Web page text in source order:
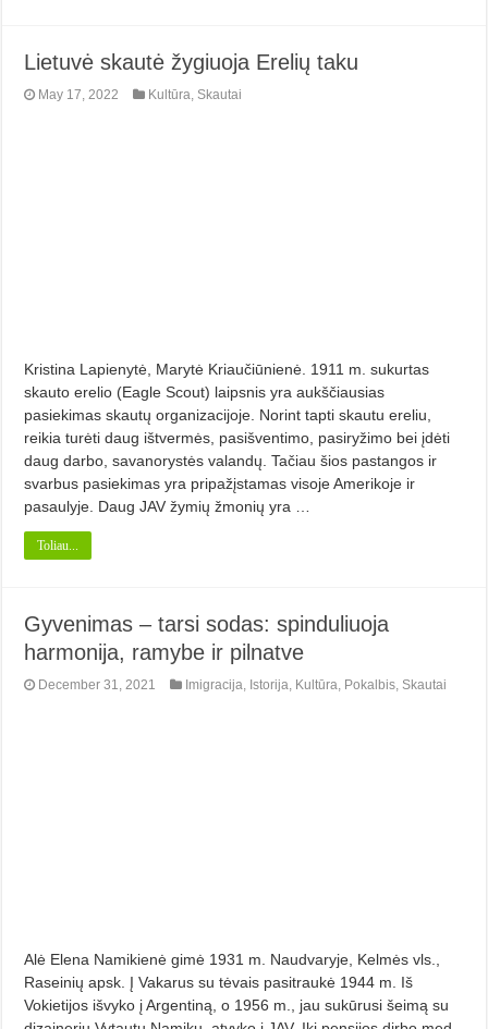
Lietuvė skautė žygiuoja Erelių taku
May 17, 2022 Kultūra, Skautai
Kristina Lapienytė, Marytė Kriaučiūnienė. 1911 m. sukurtas
skauto erelio (Eagle Scout) laipsnis yra aukščiausias
pasiekimas skautų organizacijoje. Norint tapti skautu ereliu,
reikia turėti daug ištvermės, pasišventimo, pasiryžimo bei įdėti
daug darbo, savanorystės valandų. Tačiau šios pastangos ir
svarbus pasiekimas yra pripažįstamas visoje Amerikoje ir
pasaulyje. Daug JAV žymių žmonių yra …
Toliau...
Gyvenimas – tarsi sodas: spinduliuoja
harmonija, ramybe ir pilnatve
December 31, 2021 Imigracija, Istorija, Kultūra, Pokalbis, Skautai
Alė Elena Namikienė gimė 1931 m. Naudvaryje, Kelmės vls.,
Raseinių apsk. Į Vaka­rus su tėvais pasitraukė 1944 m. Iš
Vokietijos išvyko į Argentiną, o 1956 m., jau sukūrusi šeimą su